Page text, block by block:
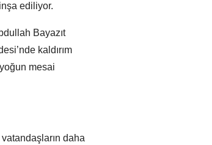
ediliyor.
Bayazıt
kaldırım
mesai
vatandaşların daha